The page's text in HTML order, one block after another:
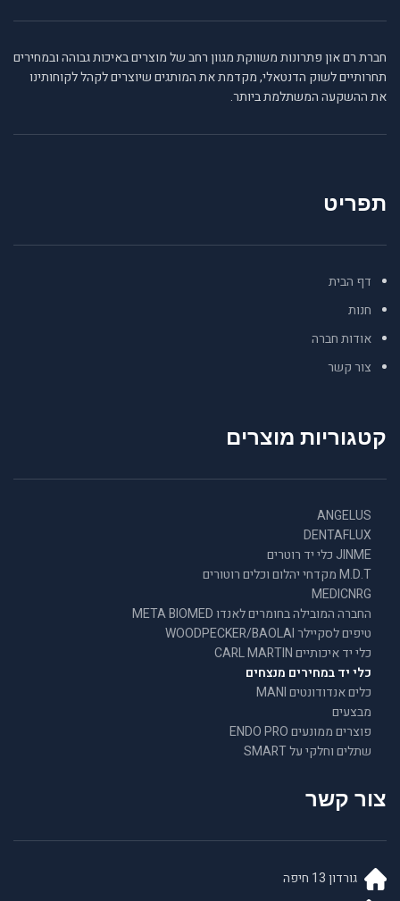
חברת רם און פתרונות משווקת מגוון רחב של מוצרים באיכות גבוהה ובמחירים
תחרותיים לשוק הדנטאלי, מקדמת את המותגים שיוצרים לקהל לקוחותינו
את ההשקעה המשתלמת ביותר.
תפריט
דף הבית
חנות
אודות חברה
צור קשר
קטגוריות מוצרים
ANGELUS
DENTAFLUX
JINME כלי יד רוטרים
M.D.T מקדחי יהלום וכלים רוטורים
MEDICNRG
החברה המובילה בחומרים לאנדו META BIOMED
טיפים לסקיילר WOODPECKER/BAOLAI
כלי יד איכותיים CARL MARTIN
כלי יד במחירים מנצחים
כלים אנדודונטים MANI
מבצעים
פוצרים ממונעים ENDO PRO
שתלים וחלקי על SMART
צור קשר
גורדון 13 חיפה